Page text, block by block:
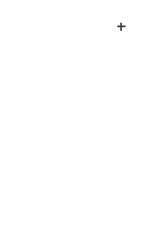
+